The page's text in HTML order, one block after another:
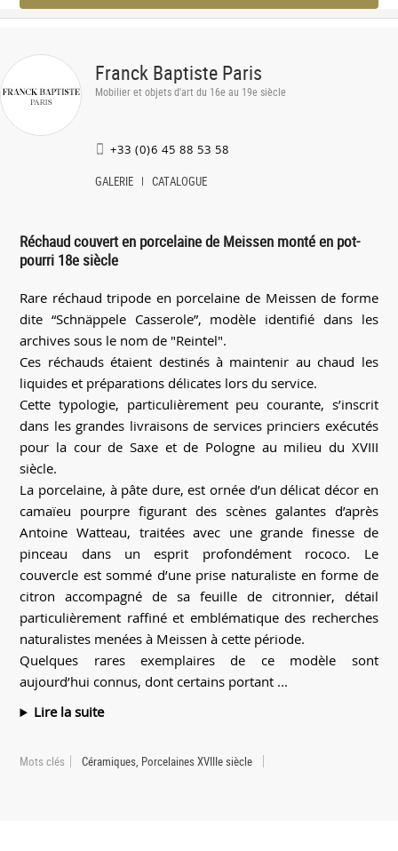
Franck Baptiste Paris
Mobilier et objets d'art du 16e au 19e siècle
+33 (0)6 45 88 53 58
GALERIE CATALOGUE
Réchaud couvert en porcelaine de Meissen monté en pot-
pourri 18e siècle
Rare réchaud tripode en porcelaine de Meissen de forme
dite “Schnäppele Casserole”, modèle identifié dans les
archives sous le nom de "Reintel".
Ces réchauds étaient destinés à maintenir au chaud les
liquides et préparations délicates lors du service.
Cette typologie, particulièrement peu courante, s’inscrit
dans les grandes livraisons de services princiers exécutés
pour la cour de Saxe et de Pologne au milieu du XVIII
siècle.
La porcelaine, à pâte dure, est ornée d’un délicat décor en
camaïeu pourpre figurant des scènes galantes d’après
Antoine Watteau, traitées avec une grande finesse de
pinceau dans un esprit profondément rococo. Le
couvercle est sommé d’une prise naturaliste en forme de
citron accompagné de sa feuille de citronnier, détail
particulièrement raffiné et emblématique des recherches
naturalistes menées à Meissen à cette période.
Quelques rares exemplaires de ce modèle sont
aujourd’hui connus, dont certains portant ...
Lire la suite
Mots clés Céramiques, Porcelaines XVIIIe siècle